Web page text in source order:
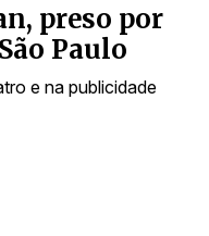
preso por
Paulo
e na publicidade